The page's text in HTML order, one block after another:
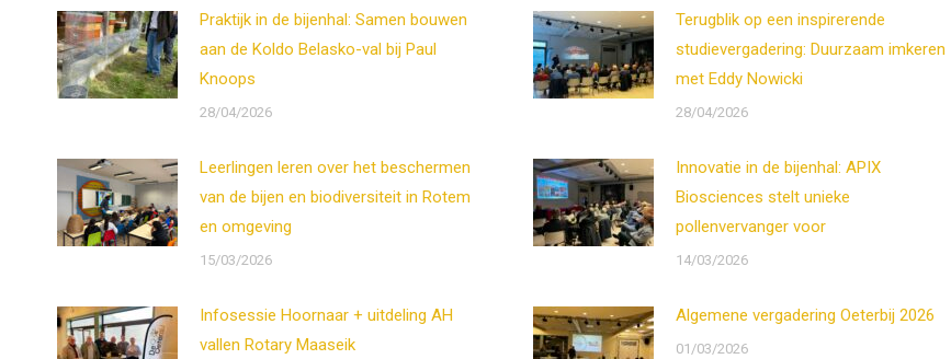
Praktijk in de bijenhal: Samen bouwen
aan de Koldo Belasko-val bij Paul
Knoops
28/04/2026
Terugblik op een inspirerende
studievergadering: Duurzaam imkeren
met Eddy Nowicki
28/04/2026
Leerlingen leren over het beschermen
van de bijen en biodiversiteit in Rotem
en omgeving
15/03/2026
Innovatie in de bijenhal: APIX
Biosciences stelt unieke
pollenvervanger voor
14/03/2026
Infosessie Hoornaar + uitdeling AH
vallen Rotary Maaseik
Algemene vergadering Oeterbij 2026
01/03/2026